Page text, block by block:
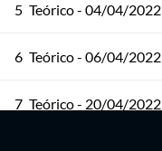
5 Teórico - 04/04/2022
6 Teórico - 06/04/2022
7 Teórico - 20/04/2022